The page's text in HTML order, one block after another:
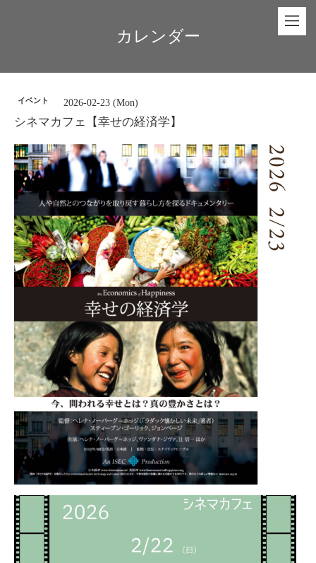
カレンダー
イベント 2026-02-23 (Mon)
シネマカフェ【幸せの経済学】